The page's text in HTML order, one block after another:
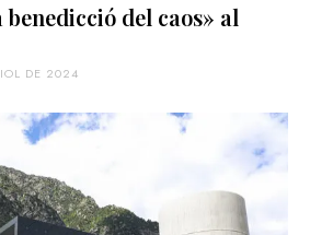
benedicció del caos» al
DE 2024